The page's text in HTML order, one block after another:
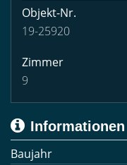
Objekt-Nr.
19-25920
Zimmer
9
Informationen
Baujahr